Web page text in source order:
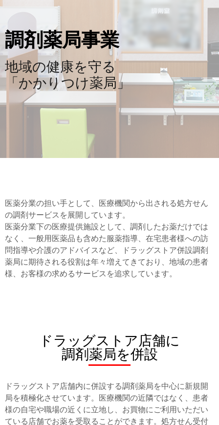
調剤薬局事業
地域の健康を守る
「かかりつけ薬局」
医薬分業の担い手として、医療機関から出される処方せん
の調剤サービスを展開しています。
医薬分業下の医療提供施設として、調剤したお薬だけでは
なく、一般用医薬品も含めた服薬指導、在宅患者様への訪
問指導や介護のアドバイスなど、ドラッグストア併設調剤
薬局に期待される役割は年々増えてきており、地域の患者
様、お客様の求めるサービスを追求しています。
ドラッグストア店舗に
調剤薬局を併設
ドラッグストア店舗内に併設する調剤薬局を中心に新規開
局を積極化させています。医療機関の近隣ではなく、患者
様の自宅や職場の近くに立地し、お買物にご利用いただい
ている店舗でお薬を受取ることができます。処方せん受付